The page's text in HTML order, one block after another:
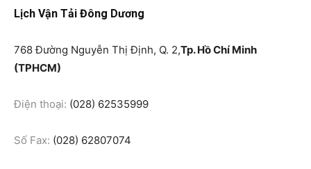
Lịch Vận Tải Đông Dương
768 Đường Nguyễn Thị Định, Q. 2,Tp. Hồ Chí Minh
(TPHCM)
Điện thoại: (028) 62535999
Số Fax: (028) 62807074